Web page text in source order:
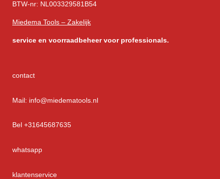
BTW-nr: NL003329581B54
Miedema Tools – Zakelijk
service en voorraadbeheer voor professionals.
contact
Mail: info@miedematools.nl
Bel +31645687635
whatsapp
klantenservice